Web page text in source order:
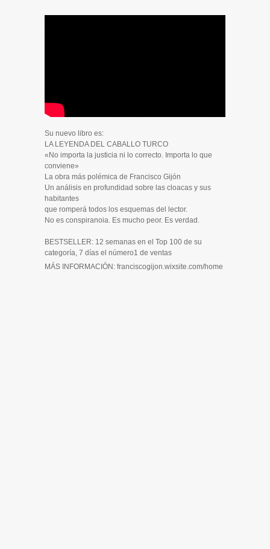
Su nuevo libro es:
LA LEYENDA DEL CABALLO TURCO
«No importa la justicia ni lo correcto. Importa lo que
conviene»
La obra más polémica de Francisco Gijón
Un análisis en profundidad sobre las cloacas y sus
habitantes
que romperá todos los esquemas del lector.
No es conspiranoia. Es mucho peor. Es verdad.
BESTSELLER: 12 semanas en el Top 100 de su
categoría, 7 días el número1 de ventas
MÁS INFORMACIÓN: franciscogijon.wixsite.com/home